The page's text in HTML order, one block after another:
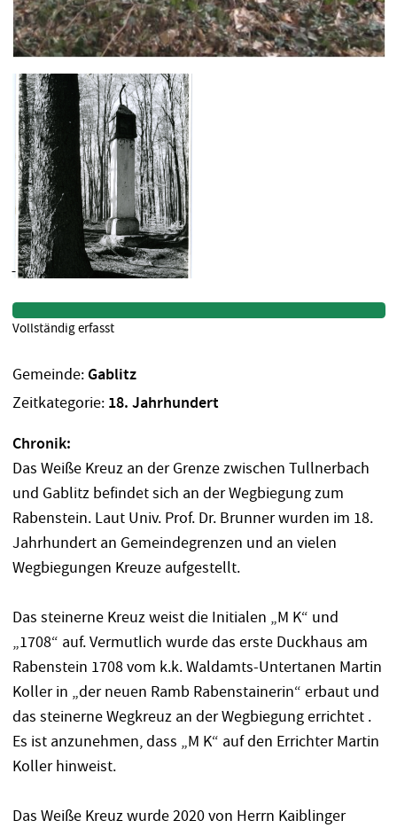
Gemeinde:Gablitz
Zeitkategorie: 18. Jahrhundert
Chronik:
Das Weiße Kreuz an der Grenze zwischen Tullnerbach
und Gablitz befindet sich an der Wegbiegung zum
Rabenstein. Laut Univ. Prof. Dr. Brunner wurden im 18.
Jahrhundert an Gemeindegrenzen und an vielen
Wegbiegungen Kreuze aufgestellt.
Das steinerne Kreuz weist die Initialen „M K“ und
„1708“ auf. Vermutlich wurde das erste Duckhaus am
Rabenstein 1708 vom k.k. Waldamts-Untertanen Martin
Koller in „der neuen Ramb Rabenstainerin“ erbaut und
das steinerne Wegkreuz an der Wegbiegung errichtet .
Es ist anzunehmen, dass „M K“ auf den Errichter Martin
Koller hinweist.
Das Weiße Kreuz wurde 2020 von Herrn Kaiblinger
Vollständig erfasst